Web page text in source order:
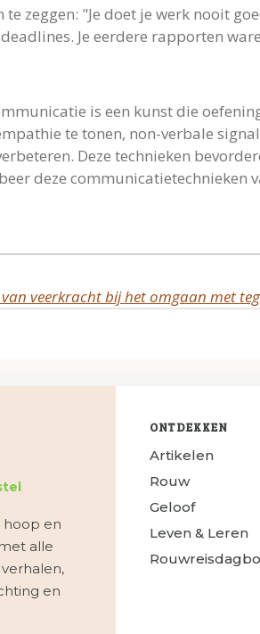
te zeggen: "Je doet je werk nooit
Je eerdere rapporten
is een kunst die
te tonen, non-verbale
Deze technieken
deze communicatietechnieken
hoop en
alle
en
ONTDEKKEN
Artikelen
Rouw
Geloof
Leven & Leren